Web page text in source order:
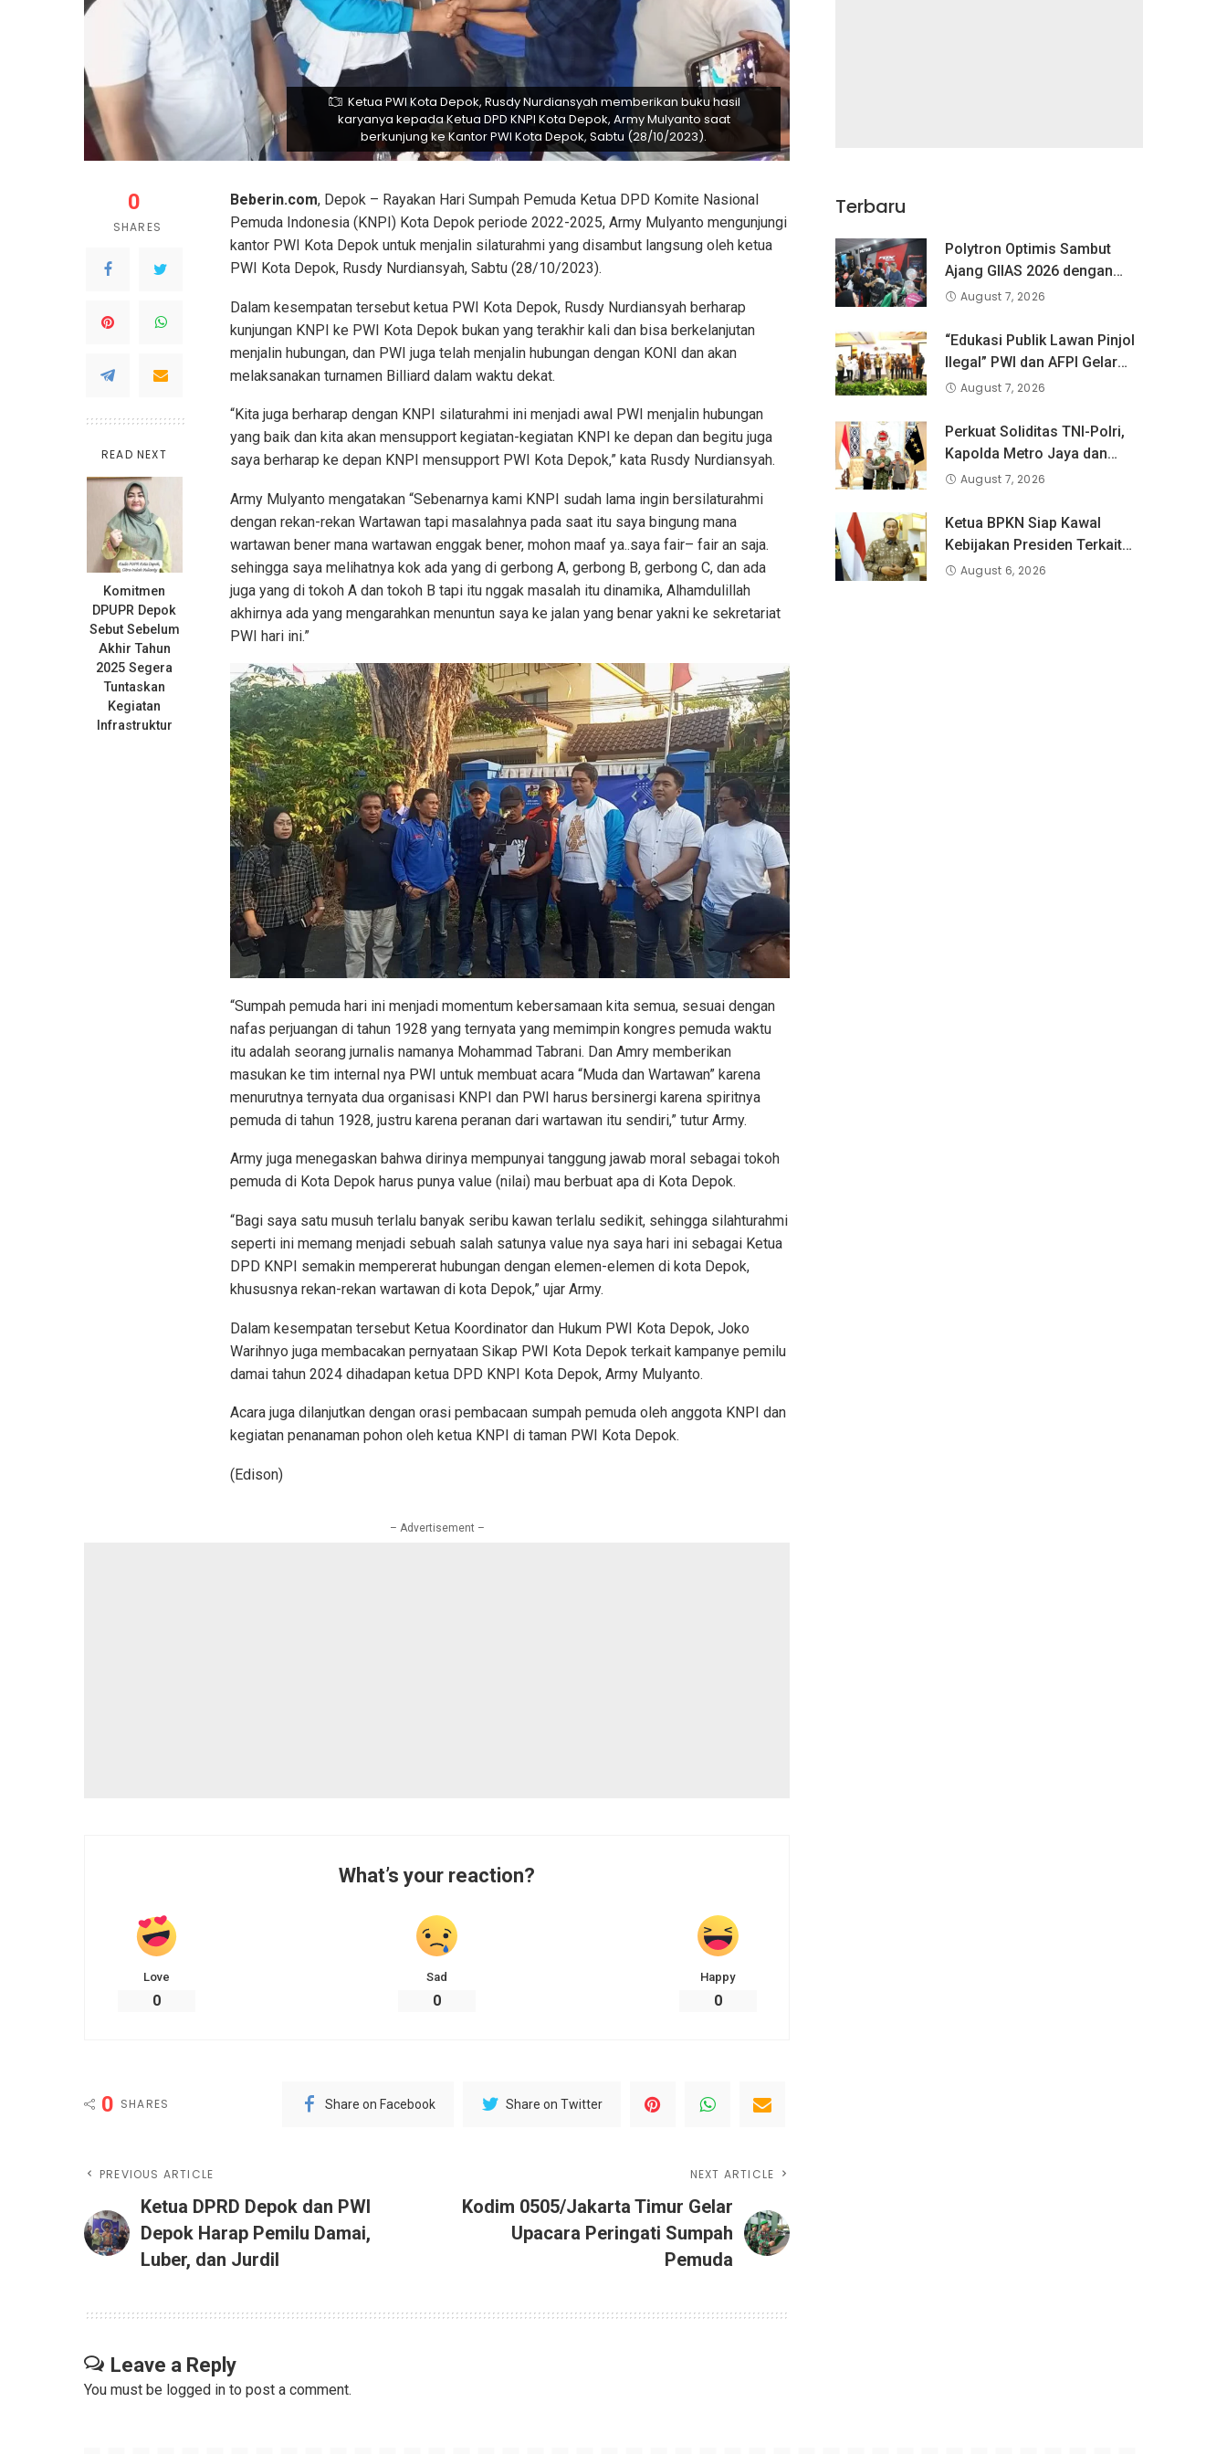
Ketua PWI Kota Depok, Rusdy Nurdiansyah memberikan buku hasil
karyanya kepada Ketua DPD KNPI Kota Depok, Army Mulyanto saat
berkunjung ke Kantor PWI Kota Depok, Sabtu (28/10/2023).
0
SHARES
READ NEXT
Komitmen
DPUPR Depok
Sebut Sebelum
Akhir Tahun
2025 Segera
Tuntaskan
Kegiatan
Infrastruktur
Beberin.com, Depok – Rayakan Hari Sumpah Pemuda Ketua DPD Komite Nasional
Pemuda Indonesia (KNPI) Kota Depok periode 2022-2025, Army Mulyanto mengunjungi
kantor PWI Kota Depok untuk menjalin silaturahmi yang disambut langsung oleh ketua
PWI Kota Depok, Rusdy Nurdiansyah, Sabtu (28/10/2023).
Dalam kesempatan tersebut ketua PWI Kota Depok, Rusdy Nurdiansyah berharap
kunjungan KNPI ke PWI Kota Depok bukan yang terakhir kali dan bisa berkelanjutan
menjalin hubungan, dan PWI juga telah menjalin hubungan dengan KONI dan akan
melaksanakan turnamen Billiard dalam waktu dekat.
“Kita juga berharap dengan KNPI silaturahmi ini menjadi awal PWI menjalin hubungan
yang baik dan kita akan mensupport kegiatan-kegiatan KNPI ke depan dan begitu juga
saya berharap ke depan KNPI mensupport PWI Kota Depok,” kata Rusdy Nurdiansyah.
Army Mulyanto mengatakan “Sebenarnya kami KNPI sudah lama ingin bersilaturahmi
dengan rekan-rekan Wartawan tapi masalahnya pada saat itu saya bingung mana
wartawan bener mana wartawan enggak bener, mohon maaf ya..saya fair– fair an saja.
sehingga saya melihatnya kok ada yang di gerbong A, gerbong B, gerbong C, dan ada
juga yang di tokoh A dan tokoh B tapi itu nggak masalah itu dinamika, Alhamdulillah
akhirnya ada yang mengarahkan menuntun saya ke jalan yang benar yakni ke sekretariat
PWI hari ini.”
“Sumpah pemuda hari ini menjadi momentum kebersamaan kita semua, sesuai dengan
nafas perjuangan di tahun 1928 yang ternyata yang memimpin kongres pemuda waktu
itu adalah seorang jurnalis namanya Mohammad Tabrani. Dan Amry memberikan
masukan ke tim internal nya PWI untuk membuat acara “Muda dan Wartawan” karena
menurutnya ternyata dua organisasi KNPI dan PWI harus bersinergi karena spiritnya
pemuda di tahun 1928, justru karena peranan dari wartawan itu sendiri,” tutur Army.
Army juga menegaskan bahwa dirinya mempunyai tanggung jawab moral sebagai tokoh
pemuda di Kota Depok harus punya value (nilai) mau berbuat apa di Kota Depok.
“Bagi saya satu musuh terlalu banyak seribu kawan terlalu sedikit, sehingga silahturahmi
seperti ini memang menjadi sebuah salah satunya value nya saya hari ini sebagai Ketua
DPD KNPI semakin mempererat hubungan dengan elemen-elemen di kota Depok,
khususnya rekan-rekan wartawan di kota Depok,” ujar Army.
Dalam kesempatan tersebut Ketua Koordinator dan Hukum PWI Kota Depok, Joko
Warihnyo juga membacakan pernyataan Sikap PWI Kota Depok terkait kampanye pemilu
damai tahun 2024 dihadapan ketua DPD KNPI Kota Depok, Army Mulyanto.
Acara juga dilanjutkan dengan orasi pembacaan sumpah pemuda oleh anggota KNPI dan
kegiatan penanaman pohon oleh ketua KNPI di taman PWI Kota Depok.
(Edison)
– Advertisement –
What’s your reaction?
Love
0
Sad
0
Happy
0
0 SHARES Share on Facebook Share on Twitter
PREVIOUS ARTICLE
Ketua DPRD Depok dan PWI
Depok Harap Pemilu Damai,
Luber, dan Jurdil
NEXT ARTICLE
Kodim 0505/Jakarta Timur Gelar
Upacara Peringati Sumpah
Pemuda
Leave a Reply
You must be logged in to post a comment.
Terbaru
Polytron Optimis Sambut
Ajang GIIAS 2026 dengan
Respon Positif
August 7, 2026
“Edukasi Publik Lawan Pinjol
Ilegal” PWI dan AFPI Gelar
Workshop Jurnalistik
August 7, 2026
Perkuat Soliditas TNI-Polri,
Kapolda Metro Jaya dan
Pangdam Jaya Kunjungi
August 7, 2026
Ketua BPKN Siap Kawal
Kebijakan Presiden Terkait
Potongan Biaya Bagi
August 6, 2026